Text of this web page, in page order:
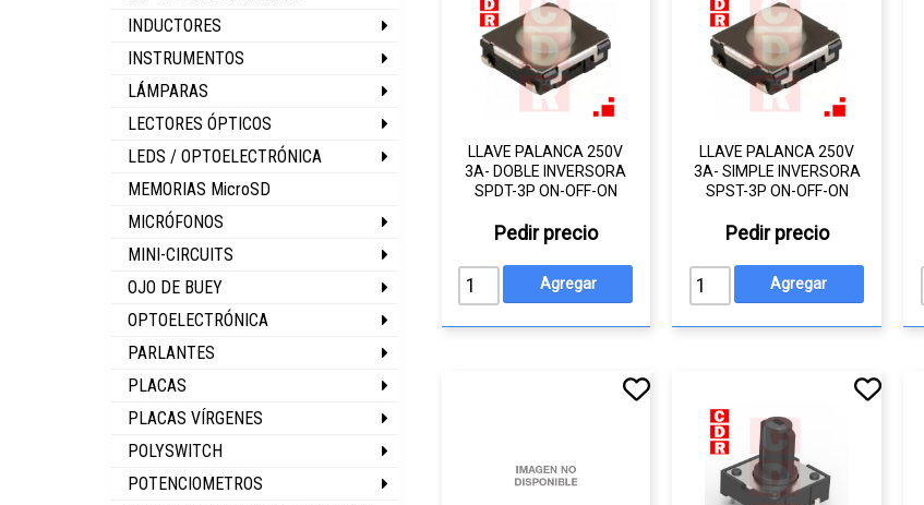
INDUCTORES
INSTRUMENTOS
LÁMPARAS
LECTORES ÓPTICOS
LEDS / OPTOELECTRÓNICA
MEMORIAS MicroSD
MICRÓFONOS
MINI-CIRCUITS
OJO DE BUEY
OPTOELECTRÓNICA
PARLANTES
PLACAS
PLACAS VÍRGENES
POLYSWITCH
POTENCIOMETROS
LLAVE PALANCA 250V
3A- DOBLE INVERSORA
SPDT-3P ON-OFF-ON
Pedir precio
LLAVE PALANCA 250V
3A- SIMPLE INVERSORA
SPST-3P ON-OFF-ON
Pedir precio